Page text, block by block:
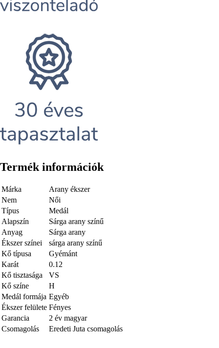
Termék információk
Márka
Arany ékszer
Nem
Női
Típus
Medál
Alapszín
Sárga arany színű
Anyag
Sárga arany
Ékszer színei
sárga arany színű
Kő típusa
Gyémánt
Karát
0.12
Kő tisztasága
VS
Kő színe
H
Medál formája Egyéb
Ékszer felülete Fényes
Garancia
2 év magyar
Csomagolás
Eredeti Juta csomagolás